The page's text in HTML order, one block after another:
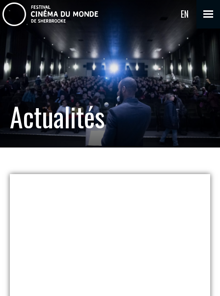
EN
Actualités